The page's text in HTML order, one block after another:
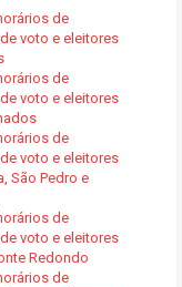
de
voto e eleitores
de
voto e eleitores
de
voto e eleitores
São Pedro e
de
voto e eleitores
Redondo
de